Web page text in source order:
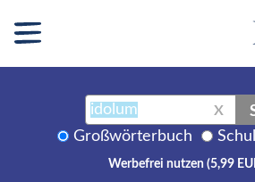
X
Großwörterbuch
Werbefrei nutzen (5,99